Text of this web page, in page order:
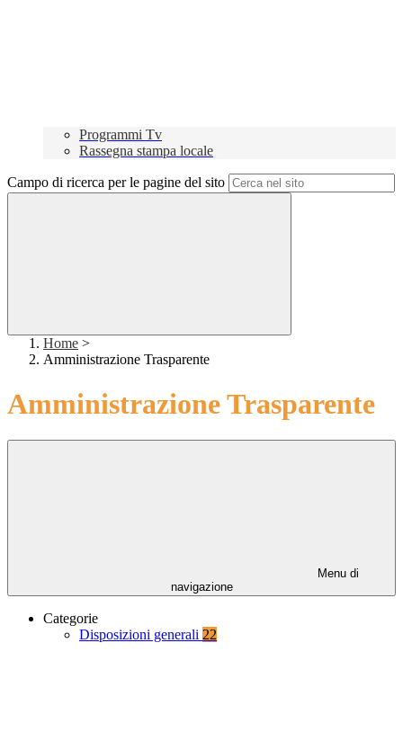
Programmi Tv
Rassegna stampa locale
Campo di ricerca per le pagine del sito
Home >
Amministrazione Trasparente
Amministrazione Trasparente
Menu di
navigazione
Categorie
Disposizioni generali 22